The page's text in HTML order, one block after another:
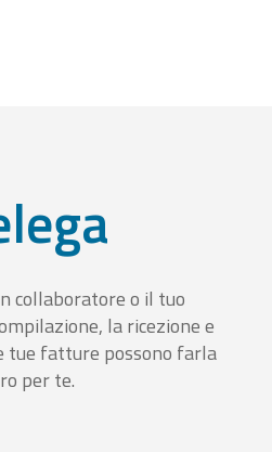
collaboratore o il tuo
la ricezione e
tue fatture possono farla
per te.